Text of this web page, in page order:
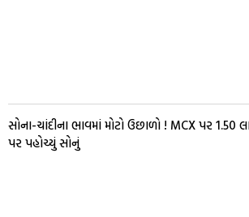
સોના-ચાંદીના ભાવમાં મોટો ઉછાળો ! MCX પર ₹1.50
પર પહોચ્યું સોનું